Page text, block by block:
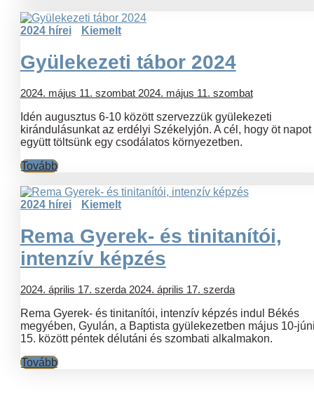
2024 hírei Kiemelt
Gyülekezeti tábor 2024
2024. május 11. szombat 2024. május 11. szombat
Idén augusztus 6-10 között szervezzük gyülekezeti
kirándulásunkat az erdélyi Székelyjón. A cél, hogy öt napot
együtt töltsünk egy csodálatos környezetben.
Tovább
2024 hírei Kiemelt
Rema Gyerek- és tinitanítói,
intenzív képzés
2024. április 17. szerda 2024. április 17. szerda
Rema Gyerek- és tinitanítói, intenzív képzés indul Békés
megyében, Gyulán, a Baptista gyülekezetben május 10-
15. között péntek délutáni és szombati alkalmakon.
Tovább